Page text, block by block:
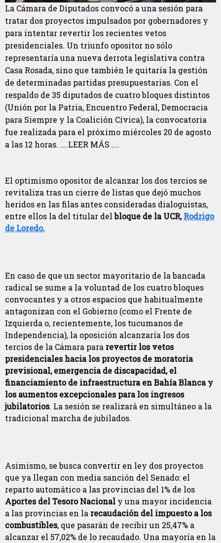
La Cámara de Diputados convocó a una sesión para
tratar dos proyectos impulsados por gobernadores y
para intentar revertir los recientes vetos
presidenciales. Un triunfo opositor no sólo
representaría una nueva derrota legislativa contra
Casa Rosada, sino que también le quitaría la gestión
de determinadas partidas presupuestarias. Con el
respaldo de 35 diputados de cuatro bloques distintos
(Unión por la Patria, Encuentro Federal, Democracia
para Siempre y la Coalición Cívica), la convocatoria
fue realizada para el próximo miércoles 20 de agosto
a las 12 horas. ....LEER MÁS ....
El optimismo opositor de alcanzar los dos tercios se
revitaliza tras un cierre de listas que dejó muchos
heridos en las filas antes consideradas dialoguistas,
entre ellos la del titular delbloque de la UCR,Rodrigo
de Loredo.
En caso de que un sector mayoritario de la bancada
radical se sume a la voluntad de los cuatro bloques
convocantes y a otros espacios que habitualmente
antagonizan con el Gobierno (como el Frente de
Izquierda o, recientemente, los tucumanos de
Independencia), la oposición alcanzaría los dos
tercios de la Cámara para revertir los vetos
presidenciales hacia los proyectos de moratoria
previsional, emergencia de discapacidad, el
financiamiento de infraestructura en Bahía Blanca y
los aumentos excepcionales para los ingresos
jubilatorios. La sesión se realizará en simultáneo a la
tradicional marcha de jubilados.
Asimismo, se busca convertir en ley dos proyectos
que ya llegan con media sanción del Senado: el
reparto automático a las provincias del 1% de los
Aportes del Tesoro Nacional y una mayor incidencia
a las provincias en la recaudación del impuesto a los
combustibles, que pasarán de recibir un 25,47% a
alcanzar el 57,02% de lo recaudado. Una mayoría en la